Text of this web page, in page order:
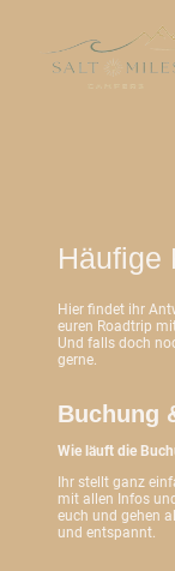
Häufige
Hier findet ihr
euren Roadtrip
Und falls doch
gerne.
Buchung
Wie läuft die
Ihr stellt ganz
mit allen Infos
euch und gehen
und entspannt.